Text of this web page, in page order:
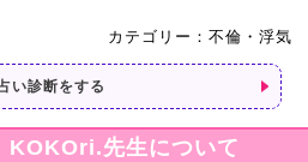
カテゴリー：不倫・浮気
い診断をする
KOKOri.先生について